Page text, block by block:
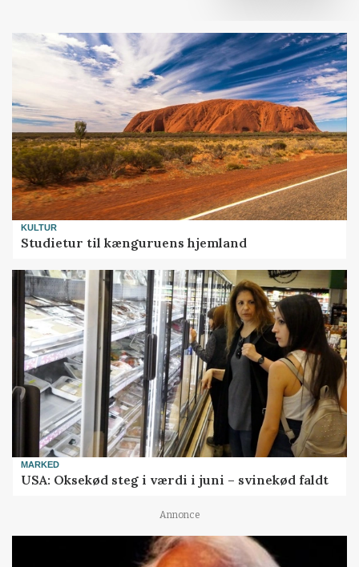
KULTUR
Studietur til kænguruens hjemland
MARKED
USA: Oksekød steg i værdi i juni – svinekød faldt
Annonce